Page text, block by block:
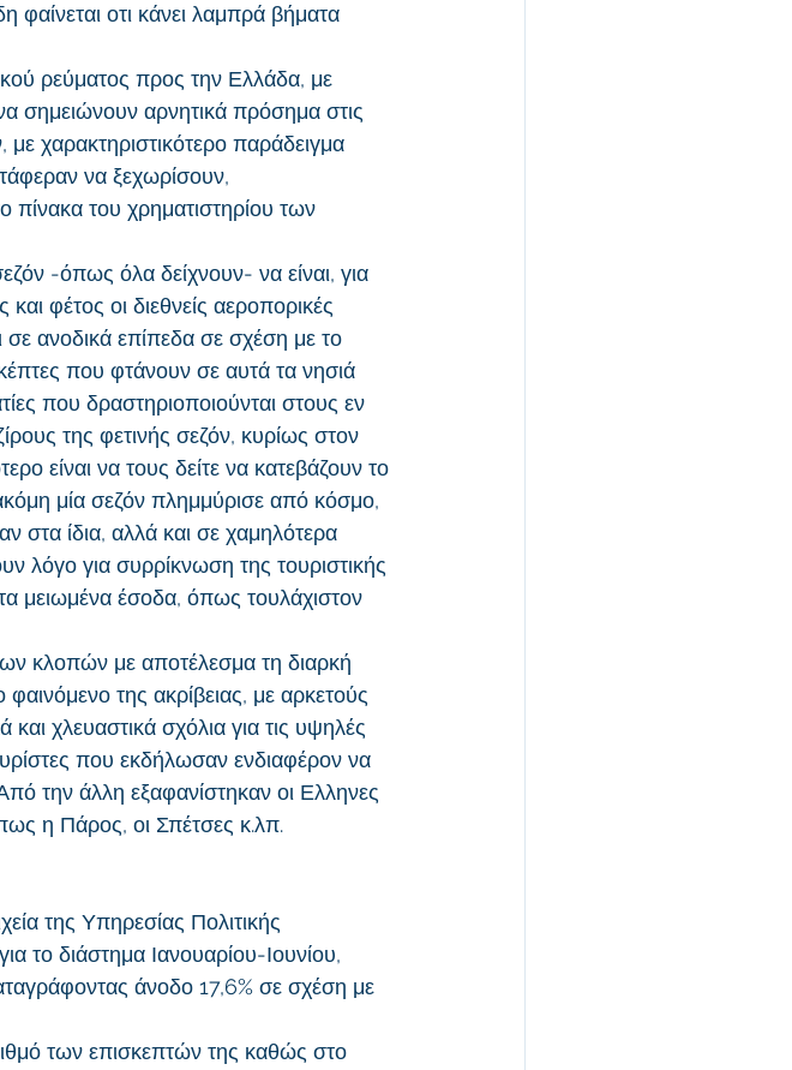
οτι κάνει λαμπρά βήματα
ρεύματος προς την Ελλάδα, με
σημειώνουν αρνητικά πρόσημα στις
χαρακτηριστικότερο παράδειγμα
να ξεχωρίσουν,
του χρηματιστηρίου των
-όπως όλα δείχνουν- να είναι, για
φέτος οι διεθνείς αεροπορικές
σε ανοδικά επίπεδα σε σχέση με το
που φτάνουν σε αυτά τα νησιά
που δραστηριοποιούνται στους εν
της φετινής σεζόν, κυρίως στον
είναι να τους δείτε να κατεβάζουν το
μία σεζόν πλημμύρισε από κόσμο,
στα ίδια, αλλά και σε χαμηλότερα
λόγο για συρρίκνωση της τουριστικής
μειωμένα έσοδα, όπως τουλάχιστον
κλοπών με αποτέλεσμα τη διαρκή
της ακρίβειας, με αρκετούς
χλευαστικά σχόλια για τις υψηλές
που εκδήλωσαν ενδιαφέρον να
την άλλη εξαφανίστηκαν οι Ελληνες
η Πάρος, οι Σπέτσες κ.λπ.
της Υπηρεσίας Πολιτικής
το διάστημα Ιανουαρίου-Ιουνίου,
άνοδο 17,6% σε σχέση με
των επισκεπτών της καθώς στο